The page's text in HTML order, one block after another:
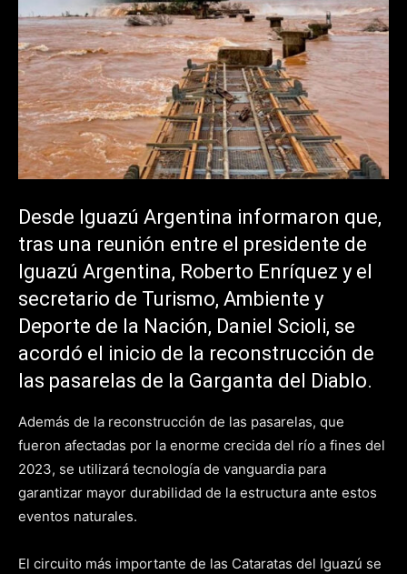
Desde Iguazú Argentina informaron que,
tras una reunión entre el presidente de
Iguazú Argentina, Roberto Enríquez y el
secretario de Turismo, Ambiente y
Deporte de la Nación, Daniel Scioli, se
acordó el inicio de la reconstrucción de
las pasarelas de la Garganta del Diablo.
Además de la reconstrucción de las pasarelas, que
fueron afectadas por la enorme crecida del río a fines del
2023, se utilizará tecnología de vanguardia para
garantizar mayor durabilidad de la estructura ante estos
eventos naturales.
El circuito más importante de las Cataratas del Iguazú se